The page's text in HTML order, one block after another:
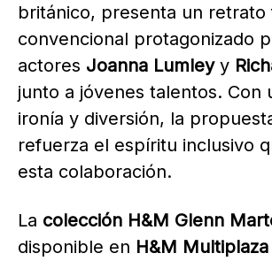
británico, presenta un retrato
convencional protagonizado
actores Joanna Lumleyy
junto a jóvenes talentos. Con
ironía y diversión, la
refuerza el espíritu inclusivo
esta colaboración.
La colección H&M Glenn
disponible en H&M Multiplaza